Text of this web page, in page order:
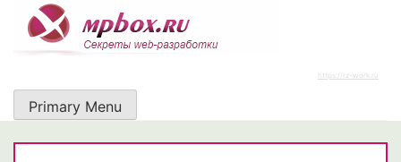
content
https://rz-work.ru
Primary Menu